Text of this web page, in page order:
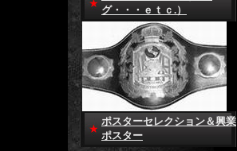
グ・・・ｅｔｃ.）
ポスターセレクション＆興業
ポスター